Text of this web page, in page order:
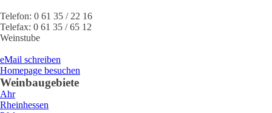
Telefon: 0 61 35 / 22 16
Telefax: 0 61 35 / 65 12
Weinstube
eMail schreiben
Homepage besuchen
Weinbaugebiete
Ahr
Rheinhessen